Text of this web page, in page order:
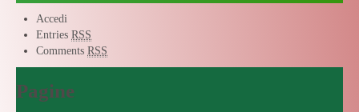
Accedi
Entries RSS
Comments RSS
Pagine